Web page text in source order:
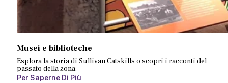
Musei e biblioteche
Esplora la storia di Sullivan Catskills o scopri i racconti del
passato della zona.
Per Saperne Di Più